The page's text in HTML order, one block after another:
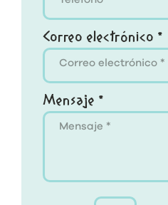
Correo electrónico *
Mensaje *